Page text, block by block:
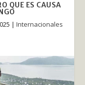
QUE ES CAUSA
| Internacionales